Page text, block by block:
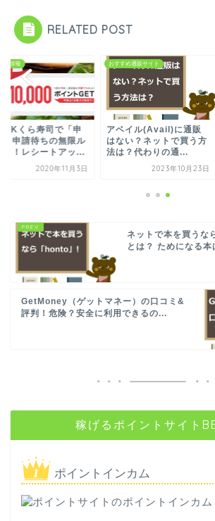
RELATED POST
ち情報
くら寿司で「申
→申請待ちの無限ル
」！レシートアッ...
2020年11月3日
おすすめ通販サイト
アベイル(Avail)に通販
はない？ネットで買う方
法は？代わりの通...
2023年10月23日
ネットで本を買うな
とは？ ためになる本
GetMoney（ゲットマネー）の口コミ&
評判！危険？安全に利用できるの...
稼げるポイントサイト
ポイントインカム